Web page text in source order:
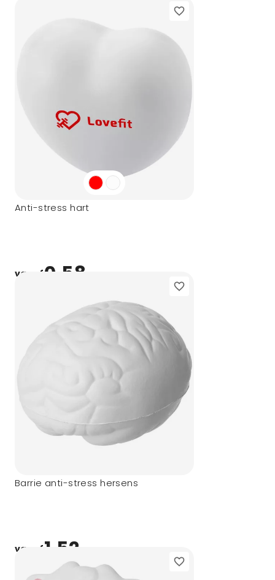
Anti-stress hart
vanaf0,58
Barrie anti-stress hersens
vanaf1,52